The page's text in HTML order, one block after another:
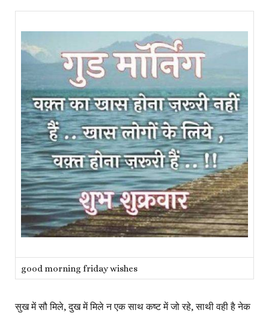
good morning friday wishes
सुख में सौ मिले, दुख में मिले न एक साथ कष्ट में जो रहे, साथी वही है नेक